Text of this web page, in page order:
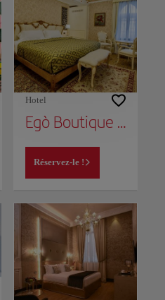
Hotel
Egò Boutique Hotel The Silk Road
Réservez-le !